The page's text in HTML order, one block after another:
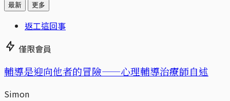
最新 更多
返工這回事
僅限會員
輔導是迎向他者的冒險——心理輔導治療師自述
Simon